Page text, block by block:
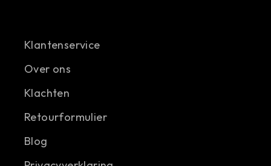
Klantenservice
Over ons
Klachten
Retourformulier
Blog